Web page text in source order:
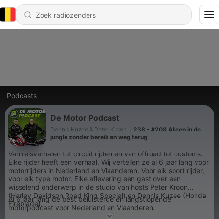
Podcasts
De Motor Podcast
Dennis Kuzee & Peter Kroon
238 - #208 Alleen in de
jungle zonder bereik en weg terug
Van reisverhalen tot circuit rijden en van offroad tot customs.
Elke rijder heeft een verhaal. Wij vertellen ze al 6 jaar lang voor
motorrijders in Nederland en Vlaanderen. Voor elk soort rijder,
voor elk type motor. Elke aflevering een gast over een
wisselend onderwerp in de studio van hosts Peter Kroon
(Harley Davidson Road King Special) en Dennis Kuzee (Honda
Fireblade).
Al 6 jaar lang de best beluisterde en langstlopende
motorpodcast voor Nederland en Vlaanderen.